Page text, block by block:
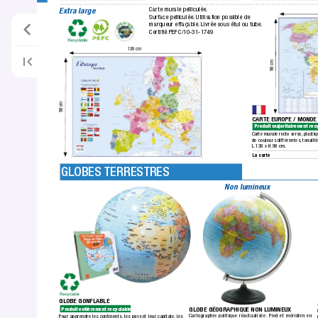
GLOBES TERRESTRES
Non lumineux
GLOBE GÉOGRAPHIQUE NON LUMINEUX
Cartographie politique réactualisée. Pied et méridien en
98 cm
138 cm
98 cm
CARTE EUROPE / MONDE
Produit majoritairement
Carte murale recto verso,
de couleurs différentes,
L.138 x H.98 cm.
La carte
Carte murale pelliculée.
Surface pelliculée. Utilisation possible de
marqueur effaçable. Livrée sous étui ou tube.
Certiﬁé PEFC/10-31-1749
Extra large
GLOBE GONFLABLE
Produit entièrement recyclable.
Pour apprendre les continents, les pays et leur capitale, les